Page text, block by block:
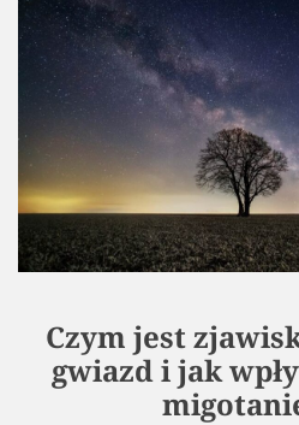
Czym jest
gwiazd i jak